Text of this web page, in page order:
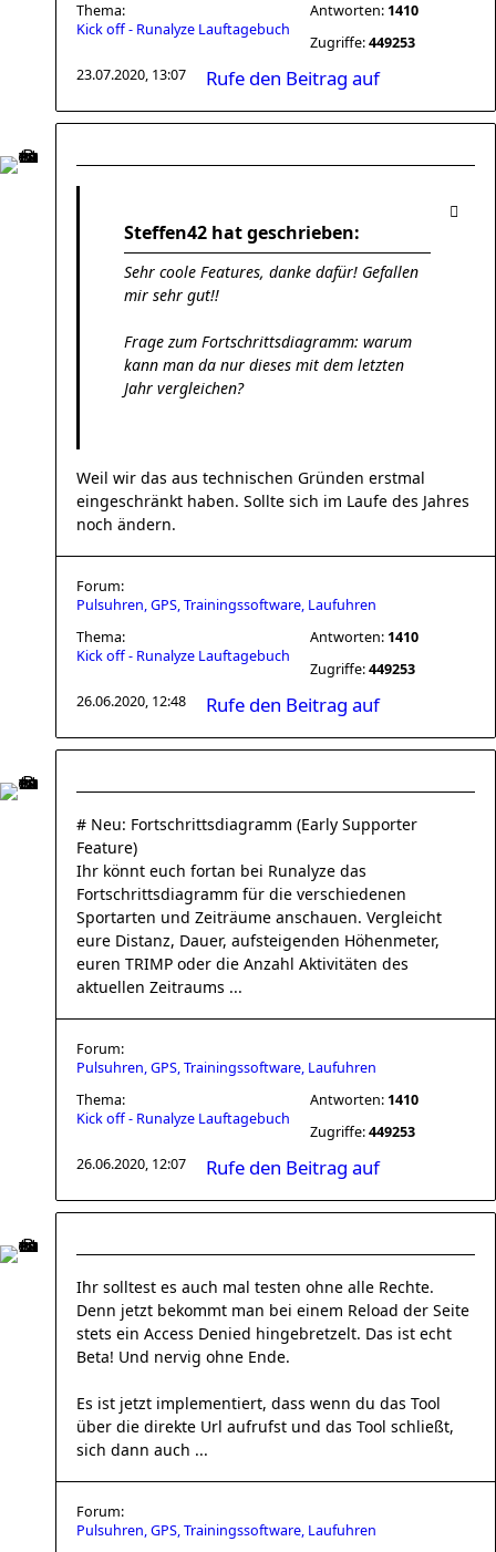
Thema:
Kick off - Runalyze Lauftagebuch
Antworten: 1410
Zugriffe:449253
23.07.2020, 13:07
Rufe den Beitrag auf
Steffen42 hat geschrieben:
Sehr coole Features, danke dafür! Gefallen
mir sehr gut!!
Frage zum Fortschrittsdiagramm: warum
kann man da nur dieses mit dem letzten
Jahr vergleichen?
Weil wir das aus technischen Gründen erstmal
eingeschränkt haben. Sollte sich im Laufe des Jahres
noch ändern.
Forum:
Pulsuhren, GPS, Trainingssoftware, Laufuhren
Thema:
Kick off - Runalyze Lauftagebuch
Antworten: 1410
Zugriffe:449253
26.06.2020, 12:48
Rufe den Beitrag auf
# Neu: Fortschrittsdiagramm (Early Supporter
Feature)
Ihr könnt euch fortan bei Runalyze das
Fortschrittsdiagramm für die verschiedenen
Sportarten und Zeiträume anschauen. Vergleicht
eure Distanz, Dauer, aufsteigenden Höhenmeter,
euren TRIMP oder die Anzahl Aktivitäten des
aktuellen Zeitraums ...
Forum:
Pulsuhren, GPS, Trainingssoftware, Laufuhren
Thema:
Kick off - Runalyze Lauftagebuch
Antworten: 1410
Zugriffe:449253
26.06.2020, 12:07
Rufe den Beitrag auf
Ihr solltest es auch mal testen ohne alle Rechte.
Denn jetzt bekommt man bei einem Reload der Seite
stets ein Access Denied hingebretzelt. Das ist echt
Beta! Und nervig ohne Ende.
Es ist jetzt implementiert, dass wenn du das Tool
über die direkte Url aufrufst und das Tool schließt,
sich dann auch ...
Forum:
Pulsuhren, GPS, Trainingssoftware, Laufuhren